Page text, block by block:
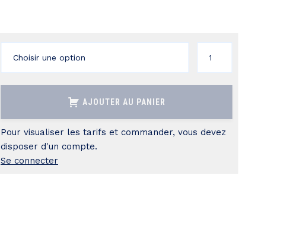
quantité
de
très
AJOUTER AU PANIER
Pour visualiser les tarifs et commander, vous devez
disposer d'un compte.
Se connecter